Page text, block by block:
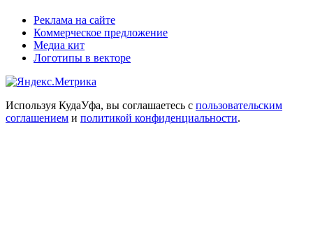
Реклама на сайте
Коммерческое предложение
Медиа кит
Логотипы в векторе
Используя КудаУфа, вы соглашаетесь с пользовательским
соглашением и политикой конфиденциальности.